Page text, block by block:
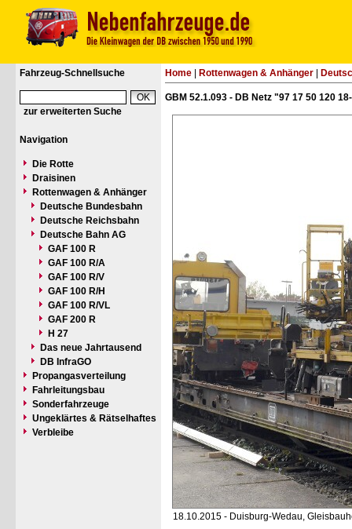
Fahrzeug-Schnellsuche
zur erweiterten Suche
Navigation
Die Rotte
Draisinen
Rottenwagen & Anhänger
Deutsche Bundesbahn
Deutsche Reichsbahn
Deutsche Bahn AG
GAF 100 R
GAF 100 R/A
GAF 100 R/V
GAF 100 R/H
GAF 100 R/VL
GAF 200 R
H 27
Das neue Jahrtausend
DB InfraGO
Propangasverteilung
Fahrleitungsbau
Sonderfahrzeuge
Ungeklärtes & Rätselhaftes
Verbleibe
Home Rottenwagen & Anhänger
GBM 52.1.093 - DB Netz "97 17 50 120
18.10.2015 - Duisburg-Wedau,